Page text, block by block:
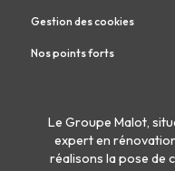
Gestion des cookies
Nos points forts
Le Groupe Malot,
expert en
réalisons lapose de